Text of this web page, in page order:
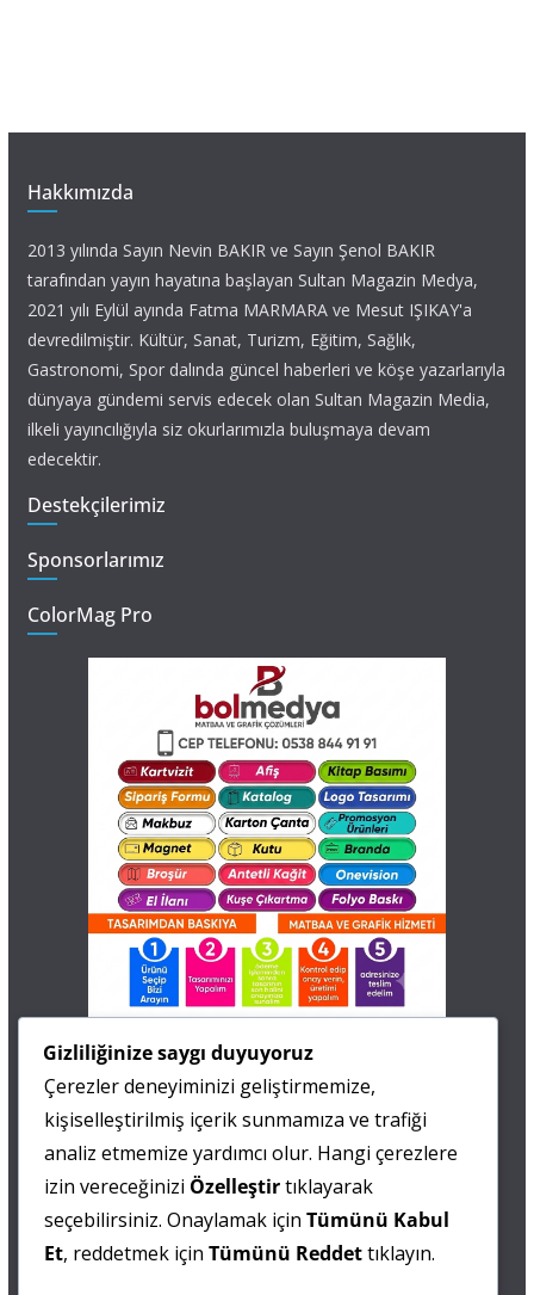
Hakkımızda
2013 yılında Sayın Nevin BAKIR ve Sayın Şenol BAKIR
tarafından yayın hayatına başlayan Sultan Magazin Medya,
2021 yılı Eylül ayında Fatma MARMARA ve Mesut IŞIKAY'a
devredilmiştir. Kültür, Sanat, Turizm, Eğitim, Sağlık,
Gastronomi, Spor dalında güncel haberleri ve köşe yazarlarıyla
dünyaya gündemi servis edecek olan Sultan Magazin Media,
ilkeli yayıncılığıyla siz okurlarımızla buluşmaya devam
edecektir.
Destekçilerimiz
Sponsorlarımız
ColorMag Pro
0 505 677 40 87
Fatma MARMARA
0 538 844 90 90
Mesut IŞIKAY
Gizliliğinize saygı duyuyoruz
Çerezler deneyiminizi geliştirmemize,
kişiselleştirilmiş içerik sunmamıza ve trafiği
analiz etmemize yardımcı olur. Hangi çerezlere
izin vereceğinizi Özelleştirtıklayarak
seçebilirsiniz. Onaylamak için Tümünü Kabul
Et, reddetmek için Tümünü Reddettıklayın.